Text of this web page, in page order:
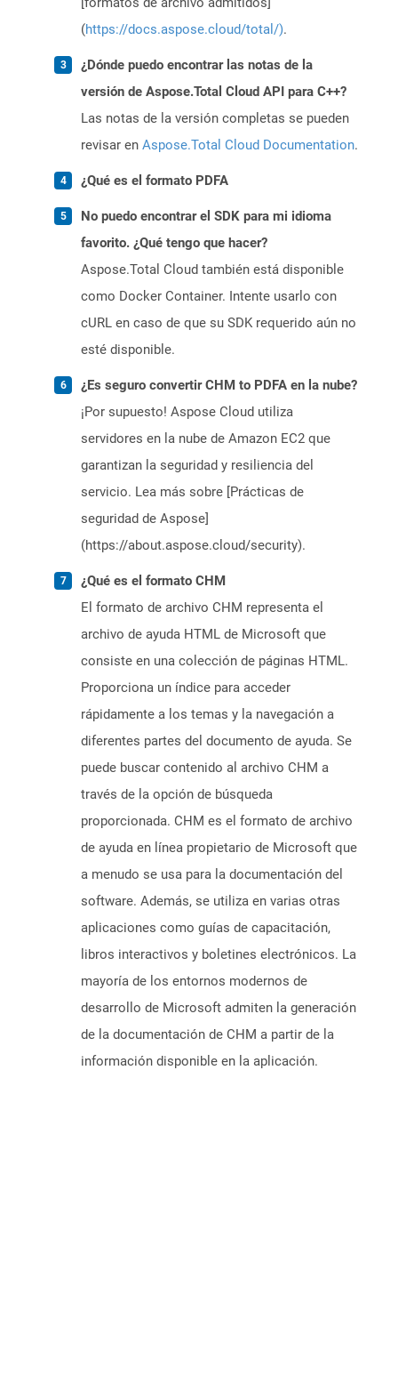
(https://docs.aspose.cloud/total/).
¿Dónde puedo encontrar las notas de la
versión de Aspose.Total Cloud API para C++?
Las notas de la versión completas se pueden
revisar en Aspose.Total Cloud Documentation.
¿Qué es el formato PDFA
No puedo encontrar el SDK para mi idioma
favorito. ¿Qué tengo que hacer?
Aspose.Total Cloud también está disponible
como Docker Container. Intente usarlo con
cURL en caso de que su SDK requerido aún no
esté disponible.
¿Es seguro convertir CHM to PDFA en la nube?
¡Por supuesto! Aspose Cloud utiliza
servidores en la nube de Amazon EC2 que
garantizan la seguridad y resiliencia del
servicio. Lea más sobre [Prácticas de
seguridad de Aspose]
(https://about.aspose.cloud/security).
¿Qué es el formato CHM
El formato de archivo CHM representa el
archivo de ayuda HTML de Microsoft que
consiste en una colección de páginas HTML.
Proporciona un índice para acceder
rápidamente a los temas y la navegación a
diferentes partes del documento de ayuda. Se
puede buscar contenido al archivo CHM a
través de la opción de búsqueda
proporcionada. CHM es el formato de archivo
de ayuda en línea propietario de Microsoft que
a menudo se usa para la documentación del
software. Además, se utiliza en varias otras
aplicaciones como guías de capacitación,
libros interactivos y boletines electrónicos. La
mayoría de los entornos modernos de
desarrollo de Microsoft admiten la generación
de la documentación de CHM a partir de la
información disponible en la aplicación.